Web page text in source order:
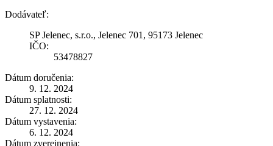
Dodávateľ:
SP Jelenec, s.r.o., Jelenec 701, 95173 Jelenec
IČO:
53478827
Dátum doručenia:
9. 12. 2024
Dátum splatnosti:
27. 12. 2024
Dátum vystavenia:
6. 12. 2024
Dátum zverejnenia: